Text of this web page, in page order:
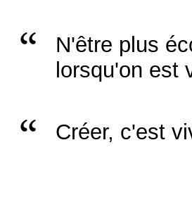
N'être plus
lorsqu'on est
Créer, c'est